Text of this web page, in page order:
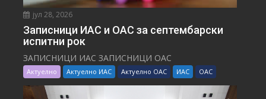
јул 28, 2026
Записници ИАС и ОАС за септембарски
испитни рок
ЗАПИСНИЦИ ИАС ЗАПИСНИЦИ ОАС
Актуелно Актуелно ИАС Актуелно ОАС ИАС ОАС